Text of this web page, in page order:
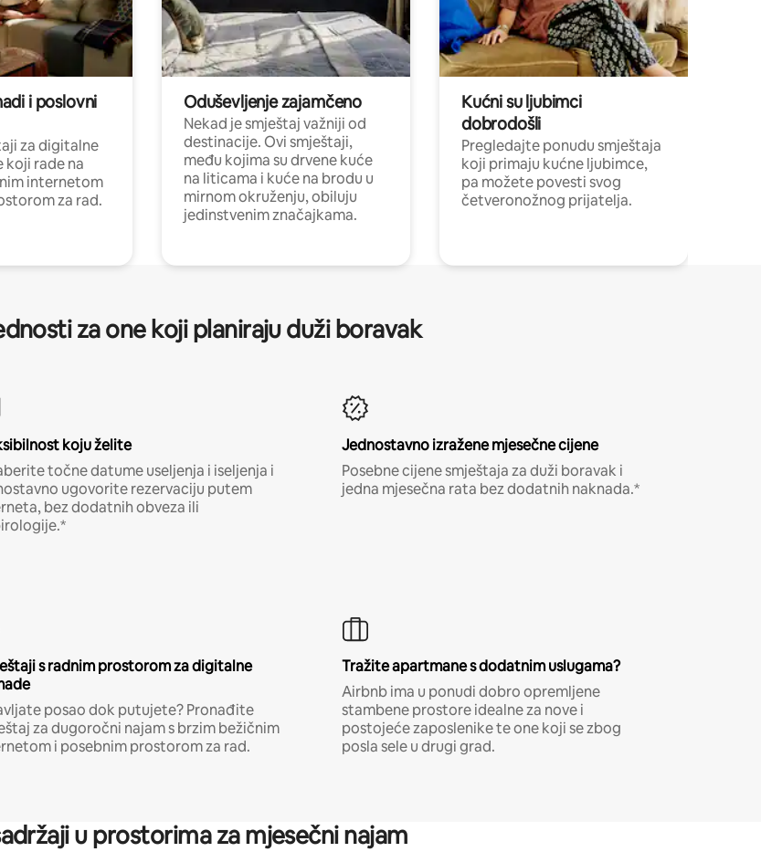
i poslovni
za digitalne
koji rade na
internetom
za rad.
Oduševljenje zajamčeno
Nekad je smještaj važniji od
destinacije. Ovi smještaji,
među kojima su drvene kuće
na liticama i kuće na brodu u
mirnom okruženju, obiluju
jedinstvenim značajkama.
Kućni su ljubimci
dobrodošli
Pregledajte ponudu smještaja
koji primaju kućne ljubimce,
pa možete povesti svog
četveronožnog prijatelja.
za one koji planiraju duži boravak
koju želite
točne datume useljenja i iseljenja i
ugovorite rezervaciju putem
bez dodatnih obveza ili
Jednostavno izražene mjesečne cijene
Posebne cijene smještaja za duži boravak i
jedna mjesečna rata bez dodatnih naknada.*
s radnim prostorom za digitalne
posao dok putujete? Pronađite
za dugoročni najam s brzim bežičnim
i posebnim prostorom za rad.
Tražite apartmane s dodatnim uslugama?
Airbnb ima u ponudi dobro opremljene
stambene prostore idealne za nove i
postojeće zaposlenike te one koji se zbog
posla sele u drugi grad.
u prostorima za mjesečni najam